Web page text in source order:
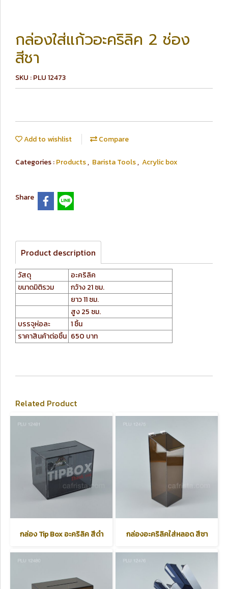
กล่องใส่แก้วอะคริลิค 2 ช่อง
สีชา
SKU : PLU 12473
Add to wishlist Compare
Categories :Products, Barista Tools, Acrylic box
Share
Product description
วัสดุ
อะคริลิค
ขนาดมิติรวม
กว้าง 21 ซม.
ยาว 11 ซม.
สูง 25 ซม.
บรรจุห่อละ
1 ชิ้น
ราคาสินค้าต่อชิ้น 650 บาท
Related Product
กล่อง Tip Box อะคริลิค สีดำ กล่องอะคริลิคใส่หลอด สีชา